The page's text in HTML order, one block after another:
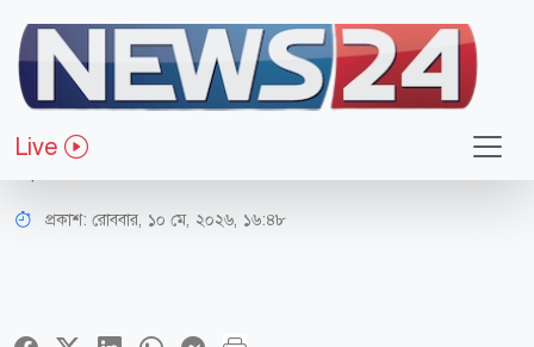
Live
সারাদেশ
‘আমার নাতনি বেড়াতে গিয়েছিল, পাষণ্ড-
কুলাঙ্গার সব শেষ করে দিল’
প্রকাশ: রোববার, ১০ মে, ২০২৬, ১৬:৪৮